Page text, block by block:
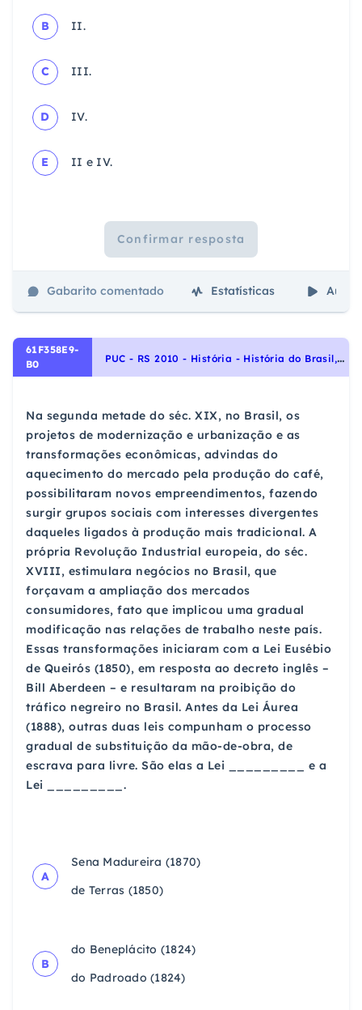
B II.
C III.
D IV.
E II e IV.
Confirmar resposta
Gabarito comentado Estatísticas Aulas
61F358E9-
B0
P
UC - RS 2010 - História - História do Brasil, Brasil Monárquico – Segundo Reinado 1831- 1889
Na segunda metade do séc. XIX, no Brasil, os
projetos de modernização e urbanização e as
transformações econômicas, advindas do
aquecimento do mercado pela produção do café,
possibilitaram novos empreendimentos, fazendo
surgir grupos sociais com interesses divergentes
daqueles ligados à produção mais tradicional. A
própria Revolução Industrial europeia, do séc.
XVIII, estimulara negócios no Brasil, que
forçavam a ampliação dos mercados
consumidores, fato que implicou uma gradual
modificação nas relações de trabalho neste país.
Essas transformações iniciaram com a Lei Eusébio
de Queirós (1850), em resposta ao decreto inglês –
Bill Aberdeen – e resultaram na proibição do
tráfico negreiro no Brasil. Antes da Lei Áurea
(1888), outras duas leis compunham o processo
gradual de substituição da mão-de-obra, de
escrava para livre. São elas a Lei _________ e a
Lei _________.
A
Sena Madureira (1870)
de Terras (1850)
B
do Beneplácito (1824)
do Padroado (1824)